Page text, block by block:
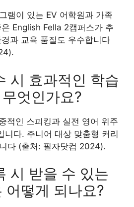
램이 있는 EV 어학원과 가족
English Fella 2캠퍼스가 추
과 교육 품질도 우수합니다
시 효과적인 학습
엇인가요?
적인 스피킹과 실전 영어 위주
니다. 주니어 대상 맞춤형 커리
다 (출처: 필자닷컴 2024).
시 받을 수 있는
어떻게 되나요?